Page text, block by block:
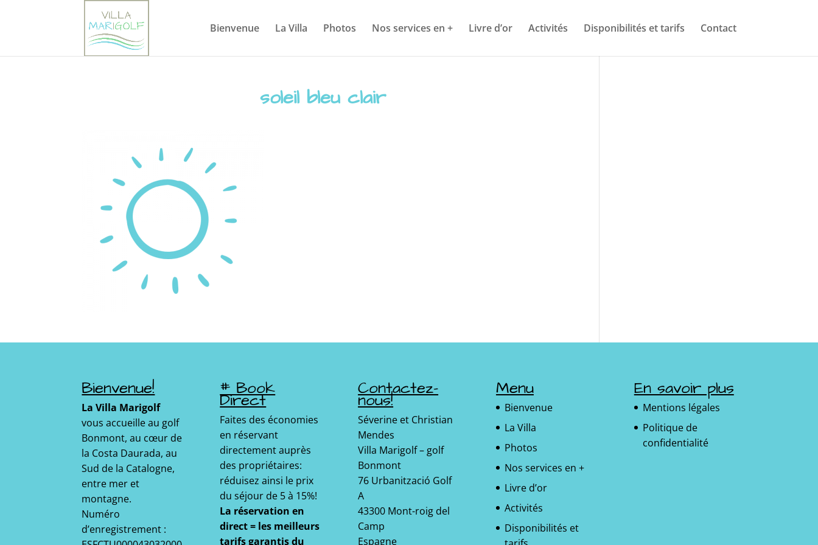
Bienvenue La Villa Photos Nos services en + Livre d’or Activités Disponibilités et tarifs Contact
soleil bleu clair
Bienvenue!
La Villa Marigolf
vous accueille au golf
Bonmont, au cœur de
la Costa Daurada, au
Sud de la Catalogne,
entre mer et
montagne.
Numéro
d’enregistrement :
# Book
Direct
Faites des économies
en réservant
directement auprès
des propriétaires:
réduisez ainsi le prix
du séjour de 5 à 15%!
La réservation en
direct = les meilleurs
tarifs garantis du
Contactez-
nous!
Séverine et Christian
Mendes
Villa Marigolf – golf
Bonmont
76 Urbanització Golf
A
43300 Mont-roig del
Camp
Espagne
Menu
Bienvenue
La Villa
Photos
Nos services en +
Livre d’or
Activités
Disponibilités et
En savoir plus
Mentions légales
Politique de
confidentialité